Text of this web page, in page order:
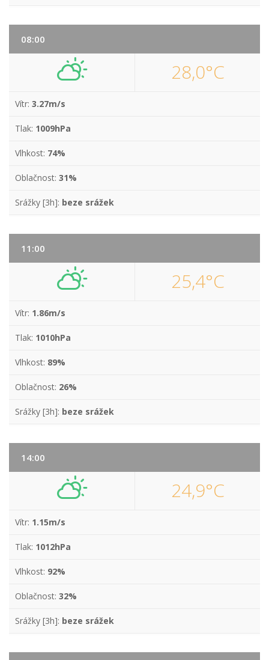
08:00
28,0°C
Vítr: 3.27m/s
Tlak: 1009hPa
Vlhkost: 74%
Oblačnost: 31%
Srážky [3h]: beze srážek
11:00
25,4°C
Vítr: 1.86m/s
Tlak: 1010hPa
Vlhkost: 89%
Oblačnost: 26%
Srážky [3h]: beze srážek
14:00
24,9°C
Vítr: 1.15m/s
Tlak: 1012hPa
Vlhkost: 92%
Oblačnost: 32%
Srážky [3h]: beze srážek